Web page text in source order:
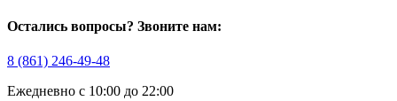
Остались вопросы? Звоните нам:
8 (861) 246-49-48
Ежедневно с 10:00 до 22:00